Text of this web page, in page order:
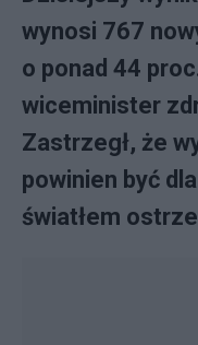
wynosi 767
o ponad 44
wiceminister
Zastrzegł, że
powinien być
światłem